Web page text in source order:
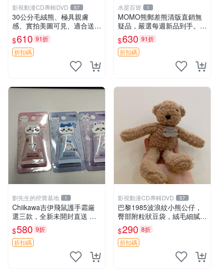
影視動漫CD專輯DVD 57
30公分毛絨熊、極具親膚
感、實拍美圖可見、適合送禮
收藏 毛絨熊 送禮 熊抱
$610 91折
折扣碼
水星百貨 1
MOMO熊郵差熊清版直銷無
疑品，嚴選每週新品到手。紅
薯啵啵鮮果間 郵差熊 清版 紅
薯啵啵間
$630 91折
折扣碼
劉先生的挖寶基地 1
Chiikawa吉伊飛鼠護手霜厳
選三款，全新未開封直送 飛
鼠 護手霜 吉伊三款 新貨
$580 9折
折扣碼
影視動漫CD專輯DVD 57
巴黎1985波浪紋小熊公仔，
臀部附粒狀豆袋，絨毛細膩臉
部可愛，中古嚴選推薦 小熊
公仔 豆袋
$290 8折
折扣碼